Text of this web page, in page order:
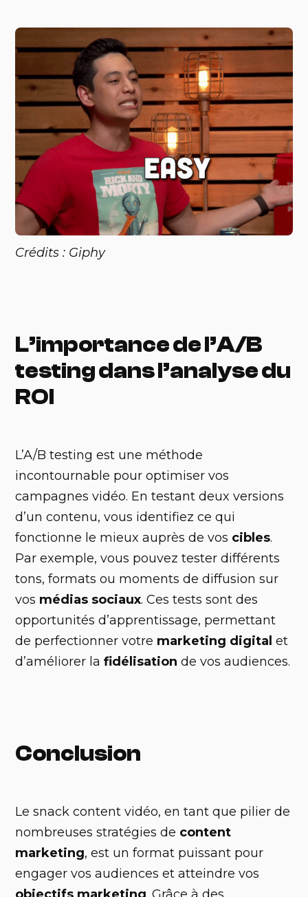
Crédits : Giphy
L’importance de l’A/B
testing dans l’analyse du
ROI
L’A/B testing est une méthode
incontournable pour optimiser vos
campagnes vidéo. En testant deux versions
d’un contenu, vous identifiez ce qui
fonctionne le mieux auprès de vos cibles.
Par exemple, vous pouvez tester différents
tons, formats ou moments de diffusion sur
vos médias sociaux. Ces tests sont des
opportunités d’apprentissage, permettant
de perfectionner votre marketing digital et
d’améliorer lafidélisation de vos audiences.
Conclusion
Le snack content vidéo, en tant que pilier de
nombreuses stratégies de content
marketing, est un format puissant pour
engager vos audiences et atteindre vos